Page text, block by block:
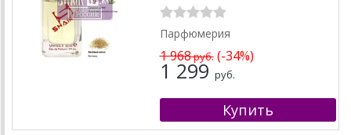
Парфюмерия
1 968руб.(-34%)
1 299 руб.